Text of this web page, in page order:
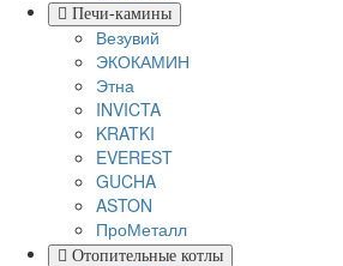
Печи-камины
Везувий
ЭКОКАМИН
Этна
INVICTA
KRATKI
EVEREST
GUCHA
ASTON
ПроМеталл
Отопительные котлы